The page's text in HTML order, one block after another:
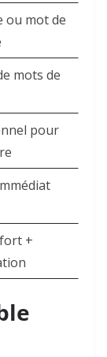
ou mot de
mots de
pour
+